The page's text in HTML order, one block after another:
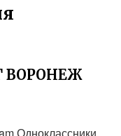
ВОРОНЕЖ